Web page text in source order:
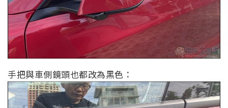
手把與車側鏡頭也都改為黑色：